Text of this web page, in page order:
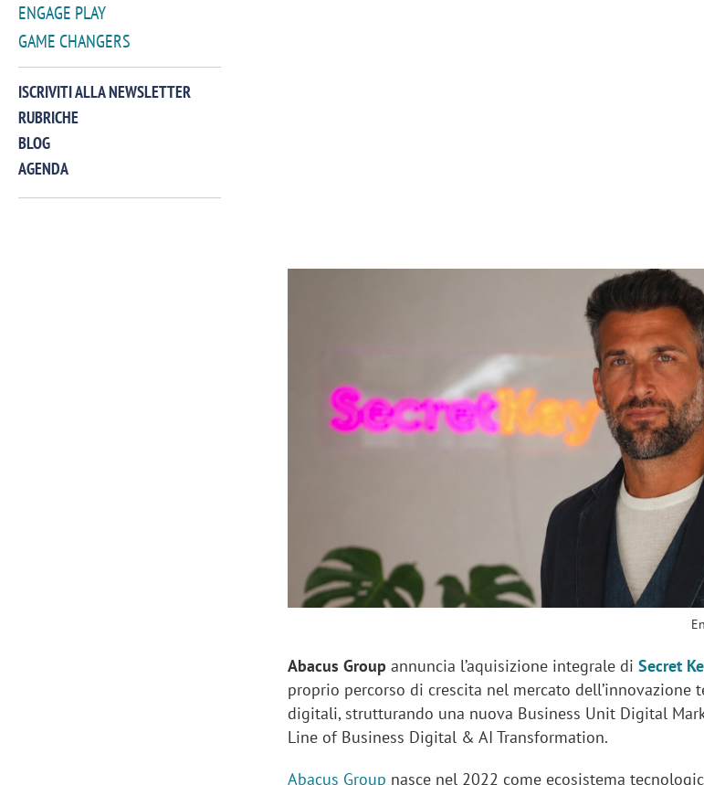
ENGAGE PLAY
GAME CHANGERS
ISCRIVITI ALLA NEWSLETTER
RUBRICHE
BLOG
AGENDA
Abacus Group annuncia l’aquisizione integrale di Secret
proprio percorso di crescita nel mercato dell’innovazione
digitali, strutturando una nuova Business Unit Digital
Line of Business Digital & AI Transformation.
Abacus Group nasce nel 2022 come ecosistema
Perez, Samsung Ads: «L'Italia è un
startup
"spreco di